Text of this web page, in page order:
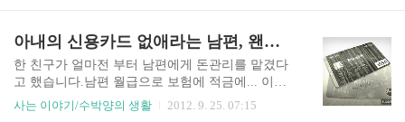
재로서는 결제된 부분이 없다면서 최근에 이런 문
의 전화가 많이 온다고 ..
뻥~ 마치 아직 살아있기라도 한 듯한 애벌레가 꼿
꼿이 서있었다. 화장지로 꺼내보니 길이도 제법 길
었다. 옥수수 속을 파 먹고 사는 애벌레일까? 그런
데 참 신기한 것이 한 번 찌고 얼렸다가 또다시 쪘
는데 형체가 그대로 있다는 거~ 마치 박제된 곤충
아내의 신용카드 없애라는 남편, 왠지 기분 나빠
한 친구가 얼마전 부터 남편에게 돈관리를 맡겼다
고 했습니다.남편 월급으로 보험에 적금에... 이리
쪼개고 저리 쪼개고~남편에게도 돈관리 하는 게 쉽
사는 이야기/수박양의 생활 2012. 9. 25. 07:15